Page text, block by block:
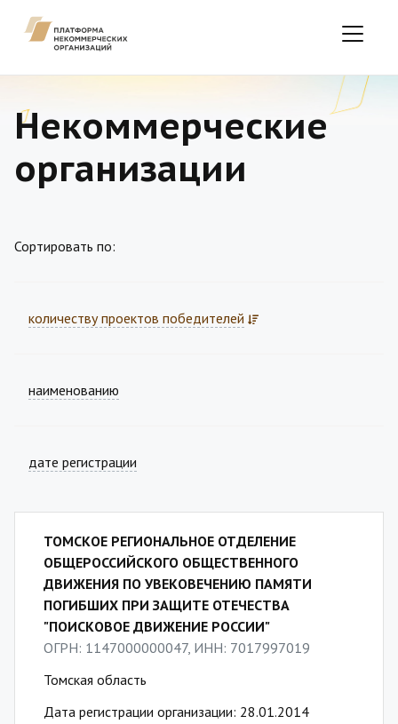
Некоммерческие
организации
Сортировать по:
количеству проектов победителей
наименованию
дате регистрации
ТОМСКОЕ РЕГИОНАЛЬНОЕ ОТДЕЛЕНИЕ
ОБЩЕРОССИЙСКОГО ОБЩЕСТВЕННОГО
ДВИЖЕНИЯ ПО УВЕКОВЕЧЕНИЮ ПАМЯТИ
ПОГИБШИХ ПРИ ЗАЩИТЕ ОТЕЧЕСТВА
"ПОИСКОВОЕ ДВИЖЕНИЕ РОССИИ"
ОГРН: 1147000000047, ИНН: 7017997019
Томская область
Дата регистрации организации: 28.01.2014